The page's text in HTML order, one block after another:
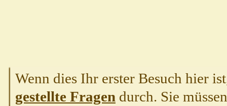
Wenn dies Ihr erster Besuch hier
gestellte Fragen durch. Sie